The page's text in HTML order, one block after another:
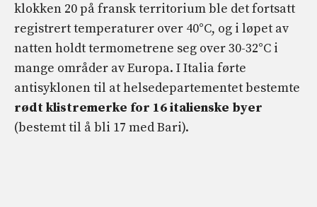
klokken 20 på fransk territorium ble det fortsatt
registrert temperaturer over 40°C, og i løpet av
natten holdt termometrene seg over 30-32°C i
mange områder av Europa. I Italia førte
antisyklonen til at helsedepartementet bestemte
rødt klistremerke for 16 italienske byer
(bestemt til å bli 17 med Bari).